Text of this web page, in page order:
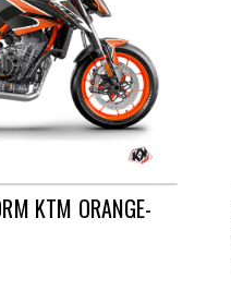
KTM ORANGE-